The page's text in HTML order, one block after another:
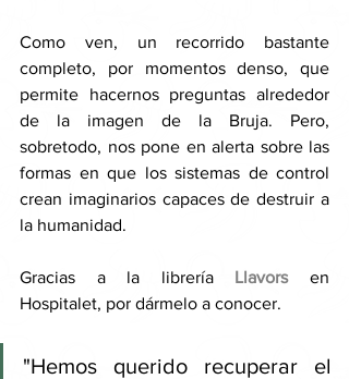
Como ven, un recorrido bastante
completo, por momentos denso, que
permite hacernos preguntas alrededor
de la imagen de la Bruja. Pero,
sobretodo, nos pone en alerta sobre las
formas en que los sistemas de control
crean imaginarios capaces de destruir a
la humanidad.
Gracias a la librería Llavors en
Hospitalet, por dármelo a conocer.
"Hemos querido recuperar el